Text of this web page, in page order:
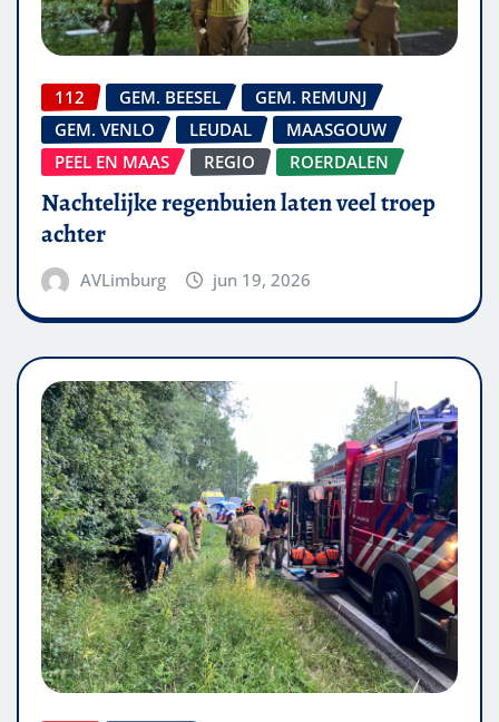
112 GEM. BEESEL
GEM. REMUNJ
GEM. VENLO
LEUDAL
MAASGOUW
PEEL EN MAAS
REGIO ROERDALEN
Nachtelijke regenbuien laten veel troep
achter
AVLimburg jun 19, 2026